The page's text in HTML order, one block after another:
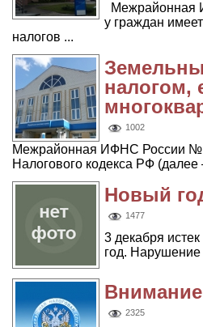
Межрайонная
у граждан
налогов ...
налогом,
1002
Межрайонная ИФНС России № 9
Налогового кодекса РФ (далее
Новый
1477
3 декабря
год. Нарушение
2325